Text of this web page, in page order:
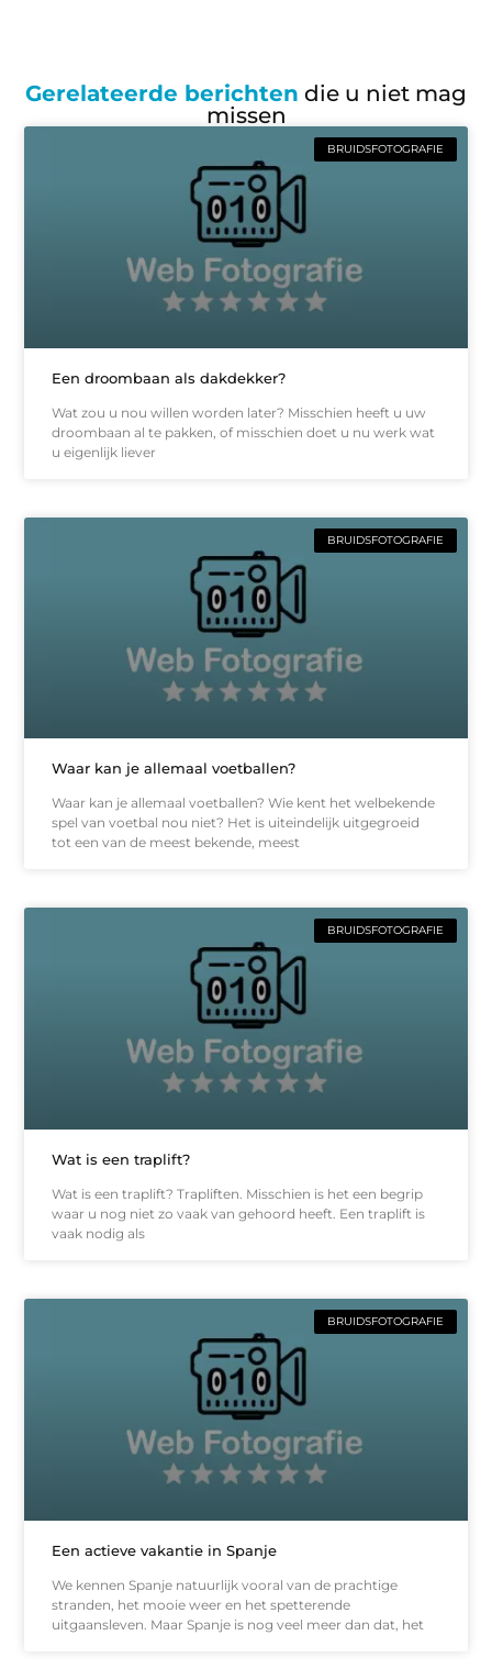
Gerelateerde berichten die u niet mag
missen
BRUIDSFOTOGRAFIE
Een droombaan als dakdekker?
Wat zou u nou willen worden later? Misschien heeft u uw
droombaan al te pakken, of misschien doet u nu werk wat
u eigenlijk liever
BRUIDSFOTOGRAFIE
Waar kan je allemaal voetballen?
Waar kan je allemaal voetballen? Wie kent het welbekende
spel van voetbal nou niet? Het is uiteindelijk uitgegroeid
tot een van de meest bekende, meest
BRUIDSFOTOGRAFIE
Wat is een traplift?
Wat is een traplift? Trapliften. Misschien is het een begrip
waar u nog niet zo vaak van gehoord heeft. Een traplift is
vaak nodig als
BRUIDSFOTOGRAFIE
Een actieve vakantie in Spanje
We kennen Spanje natuurlijk vooral van de prachtige
stranden, het mooie weer en het spetterende
uitgaansleven. Maar Spanje is nog veel meer dan dat, het